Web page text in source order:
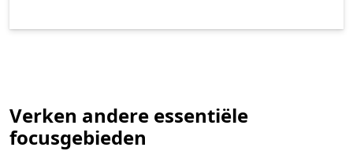
Verken andere essentiële
focusgebieden